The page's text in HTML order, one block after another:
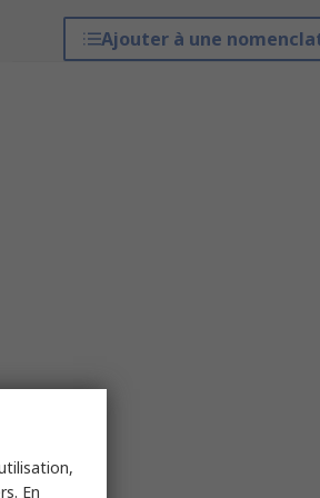
Ajouter à une
En